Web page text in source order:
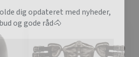
og gode råd🐴